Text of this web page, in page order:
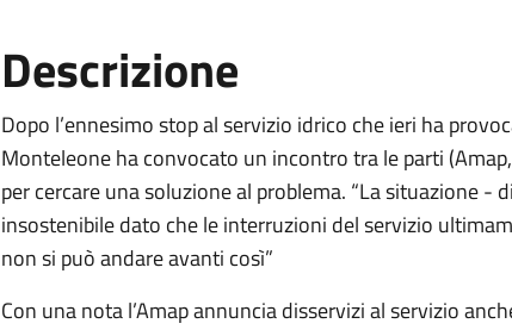
Descrizione
Dopo l’ennesimo stop al servizio idrico che ieri ha
Monteleone ha convocato un incontro tra le parti
per cercare una soluzione al problema. “La situazione
insostenibile dato che le interruzioni del servizio
non si può andare avanti così”
Con una nota l’Amap annuncia disservizi al servizio